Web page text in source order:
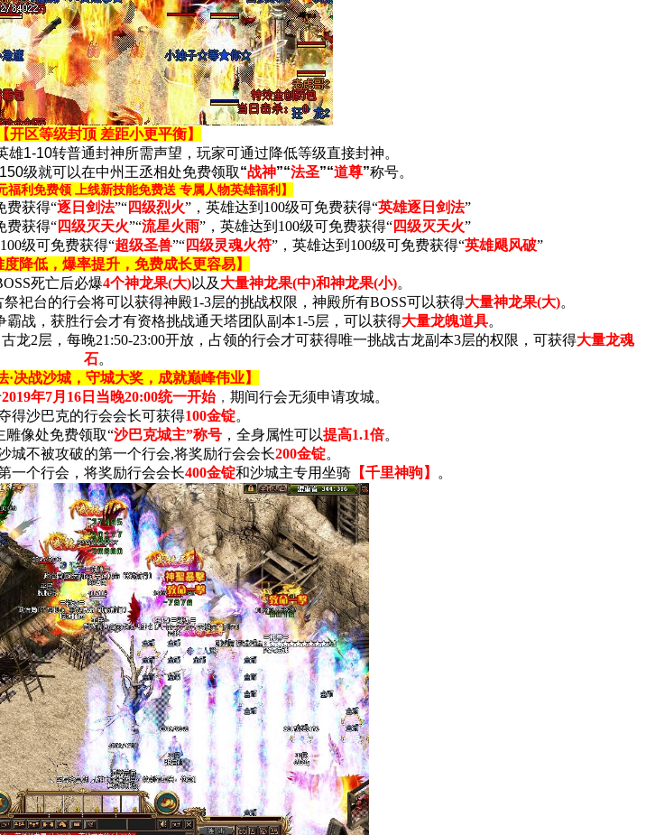
【开区等级封顶 差距小更平衡】
雄1-10转普通封神所需声望，玩家可通过降低等级直接封神。
级就可以在中州王丞相处免费领取“战神”“法圣”“道尊”称号。
福利免费领 上线新技能免费送 专属人物英雄福利】
费获得“逐日剑法”“四级烈火”，英雄达到100级可免费获得“英雄逐日剑法”
费获得“四级灭天火”“流星火雨”，英雄达到100级可免费获得“四级灭天火”
级可免费获得“超级圣兽”“四级灵魂火符”，英雄达到100级可免费获得“英雄飓风破”
度降低，爆率提升，免费成长更容易】
死亡后必爆4个神龙果(大)以及 大量神龙果(中)和神龙果(小)。
祀台的行会将可以获得神殿1-3层的挑战权限，神殿所有BOSS可以获得大量神龙果(大)。
战，获胜行会才有资格挑战通天塔团队副本1-5层，可以获得大量龙魄道具。
龙2层，每晚21:50-23:00开放，占领的行会才可获得唯一挑战古龙副本3层的权限，可获得大量龙魂
石。
·决战沙城，守城大奖，成就巅峰伟业】
2019年7月16日 当晚20:00统一开始， 期间行会无须申请攻城。
得沙巴克的行会会长可获得100金锭。
雕像处免费领取“沙巴克城主”称号 ，全身属性可以提高1.1倍。
城不被攻破的第一个行会,将奖励行会会长200金锭。
一个行会，将奖励行会会长400金锭和沙城主专用坐骑【千里神驹】 。